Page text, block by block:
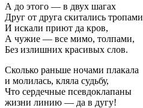
А до этого — в двух шагах
Друг от друга скитались тропами
И искали приют да кров,
А чужие — все мимо, толпами,
Без излишних красивых слов.
Сколько раньше ночами плакала
и молилась, кляла судьбу,
Что сердечные псевдоклапаны
жизни линию — да в дугу!